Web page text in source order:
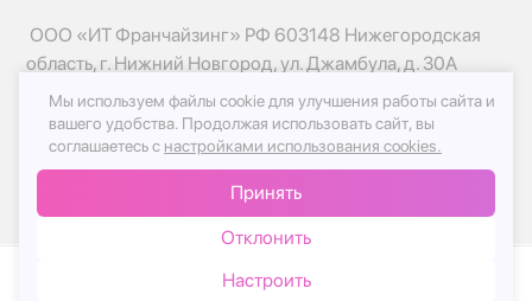
ООО «ИТ Франчайзинг» РФ 603148 Нижегородская
область, г. Нижний Новгород, ул. Джамбула, д. 30А
© 2017-2026г, База Цветов 24.ру
Политика конфиденциальности
Публичная оферта
Мы используем файлы cookie для улучшения работы сайта и
вашего удобства. Продолжая использовать сайт, вы
соглашаетесь с настройками использования cookies.
Принять
Отклонить
Настроить